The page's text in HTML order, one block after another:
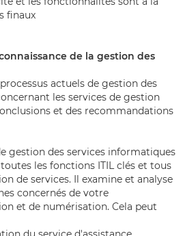
finaux
de la gestion des
actuels de gestion des
les services de gestion
et des recommandations
gestion des services informatiques
les fonctions ITIL clés et tous
de services. Il examine et analyse
concernés de votre
et de numérisation. Cela peut